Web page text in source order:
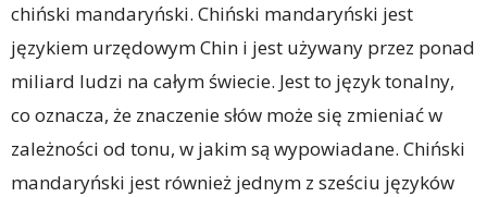
chiński mandaryński. Chiński mandaryński jest
językiem urzędowym Chin i jest używany przez ponad
miliard ludzi na całym świecie. Jest to język tonalny,
co oznacza, że znaczenie słów może się zmieniać w
zależności od tonu, w jakim są wypowiadane. Chiński
mandaryński jest również jednym z sześciu języków